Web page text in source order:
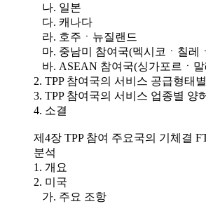
나. 일본
다. 캐나다
라. 호주ㆍ뉴질랜드
마. 중남미 참여국(멕시코ㆍ칠레
바. ASEAN 참여국(싱가포르ㆍ
2. TPP 참여국의 서비스 공급형태
3. TPP 참여국의 서비스 업종별 양
4. 소결
제4장 TPP 참여 주요국의 기체결
분석
1. 개요
2. 미국
가. 주요 조항